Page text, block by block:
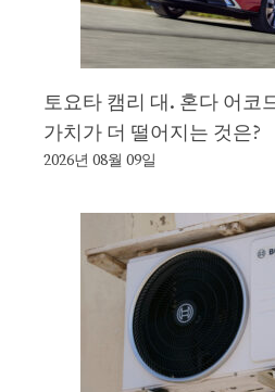
토요타 캠리 대. 혼다 어코
가치가 더 떨어지는 것은?
2026년 08월 09일